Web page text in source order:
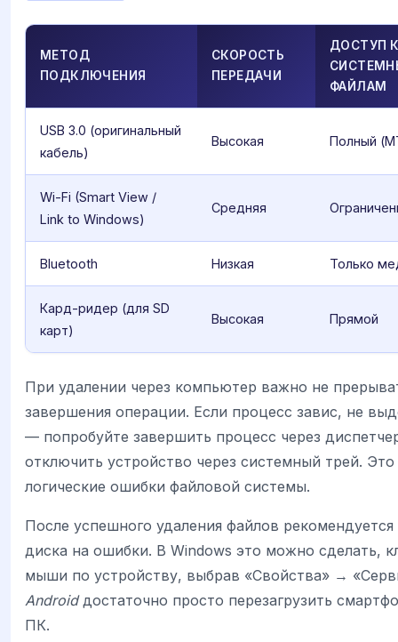
МЕТОД
ПОДКЛЮЧЕНИЯ
СКОРОСТЬ
ПЕРЕДАЧИ
ДОСТУП
ФАЙЛАМ
USB 3.0 (оригинальный
кабель)
Высокая Полный
Wi-Fi (Smart View /
Link to Windows)
Средняя
Bluetooth Низкая Только
Кард-ридер (для SD
карт)
Высокая Прямой
При удалении через компьютер важно не
завершения операции. Если процесс завис, не
— попробуйте завершить процесс через
отключить устройство через системный трей.
логические ошибки файловой системы.
После успешного удаления файлов
диска на ошибки. В Windows это можно сделать,
мыши по устройству, выбрав «Свойства» →
Androidдостаточно просто перезагрузить
ПК.